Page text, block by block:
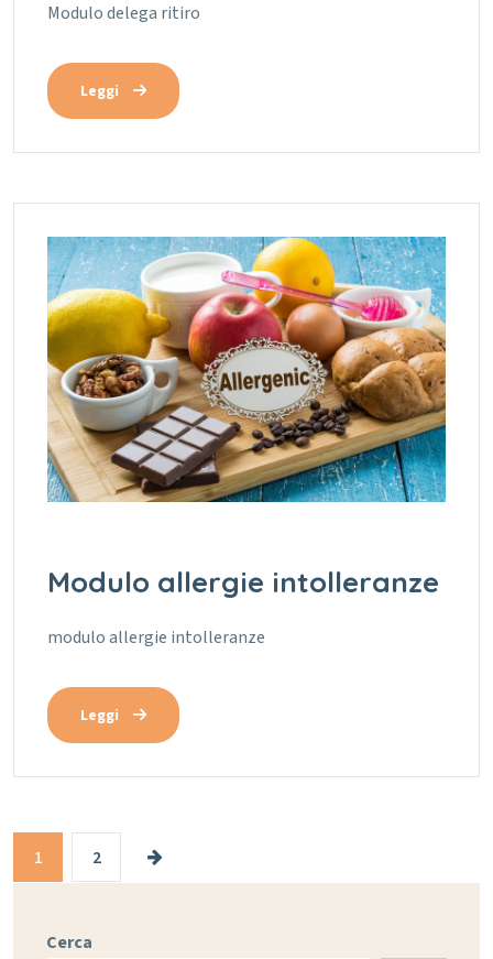
Modulo delega ritiro
Leggi
Modulo allergie intolleranze
modulo allergie intolleranze
Leggi
1 2
Cerca